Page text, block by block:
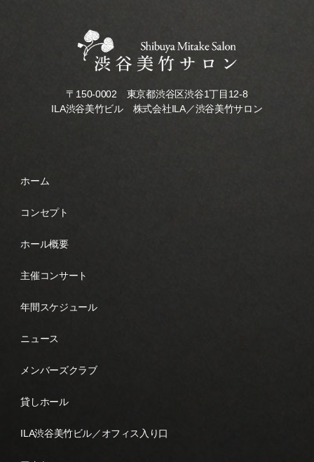
〒150-0002 東京都渋谷区渋谷1丁目12-8
ILA渋谷美竹ビル 株式会社ILA／渋谷美竹サロン
ホーム
コンセプト
ホール概要
主催コンサート
年間スケジュール
ニュース
メンバーズクラブ
貸しホール
ILA渋谷美竹ビル／オフィス入り口